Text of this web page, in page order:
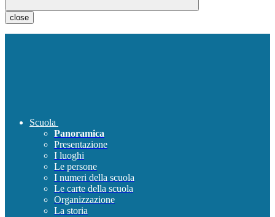
close
Scuola
Panoramica
Presentazione
I luoghi
Le persone
I numeri della scuola
Le carte della scuola
Organizzazione
La storia